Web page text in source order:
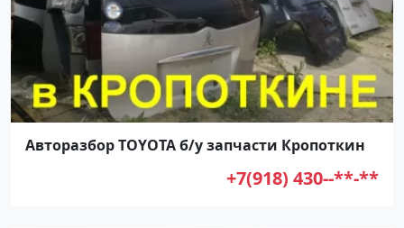
Авторазбор TOYOTA б/у запчасти Кропоткин
+7(918) 430--**-**